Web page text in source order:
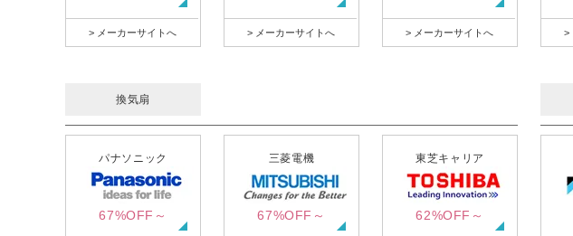
> メーカーサイトへ > メーカーサイトへ > メーカーサイトへ >
換気扇
パナソニック
67%OFF～
三菱電機
67%OFF～
東芝キャリア
62%OFF～